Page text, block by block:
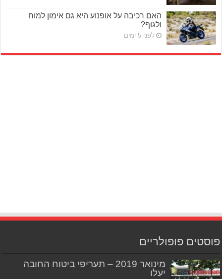
האם רכיבה על אופנוע היא גם אימון למוח
ולגוף?
לפני 5 ימים
פוסטים פופולריים
מינואר 2019 – תעריפי ביטוח החובה
יעלו